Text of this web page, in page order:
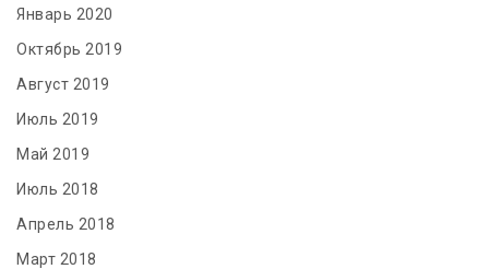
Январь 2020
Октябрь 2019
Август 2019
Июль 2019
Май 2019
Июль 2018
Апрель 2018
Март 2018